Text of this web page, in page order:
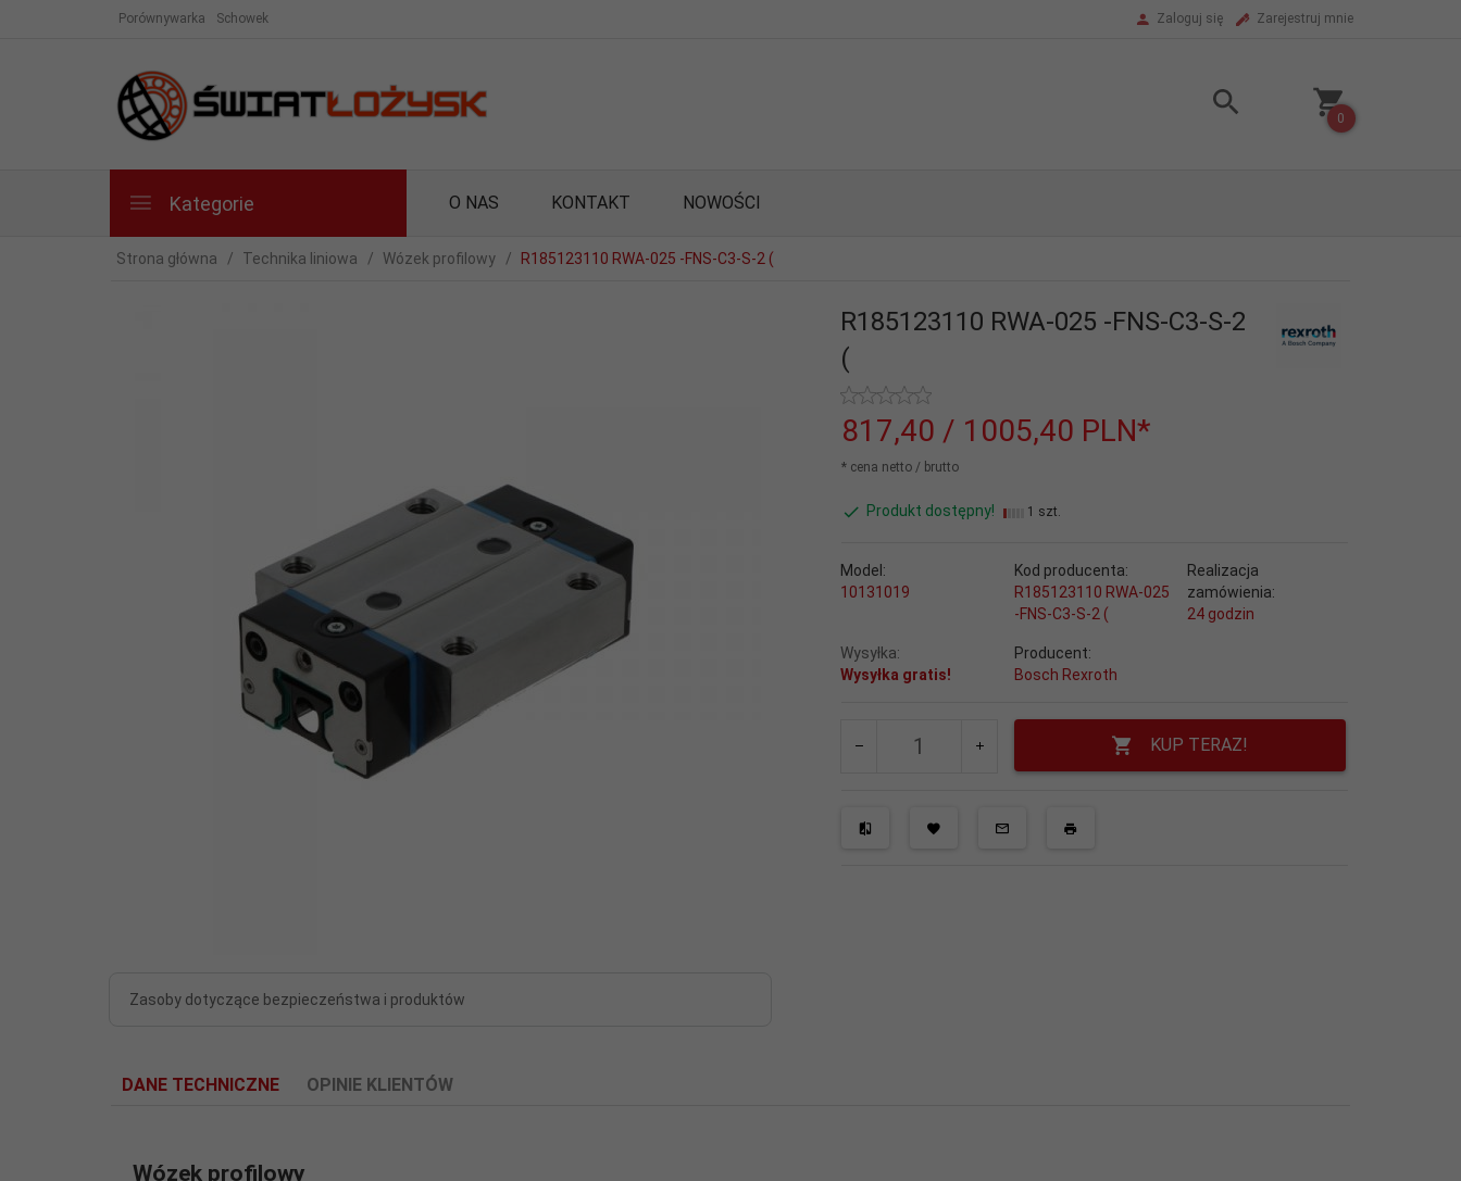
Porównywarka Schowek Zaloguj się Zarejestruj mnie
0
Kategorie O NAS KONTAKT NOWOŚCI
Strona główna Technika liniowa Wózek profilowy R185123110 RWA-025 -FNS-C3-S-2 (
Zasoby dotyczące bezpieczeństwa i produktów
R185123110 RWA-025 -FNS-C3-S-2
(
817,40 / 1005,40 PLN*
* cena netto / brutto
Produkt dostępny! 1 szt.
Model:
10131019
Kod producenta:
R185123110 RWA-025
-FNS-C3-S-2 (
Realizacja
zamówienia:
24 godzin
Wysyłka:
Wysyłka gratis!
Producent:
Bosch Rexroth
KUP TERAZ!
DANE TECHNICZNE OPINIE KLIENTÓW
Wózek profilowy